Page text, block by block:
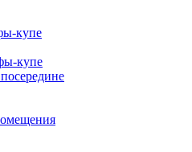
купе
купе